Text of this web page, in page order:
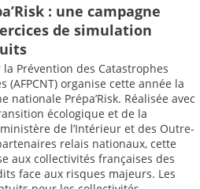
: une campagne
de simulation
la Prévention des Catastrophes
organise cette année la
nationale Prépa’Risk. Réalisée avec
écologique et de la
de l’Intérieur et des Outre-
relais nationaux, cette
aux collectivités françaises des
face aux risques majeurs. Les